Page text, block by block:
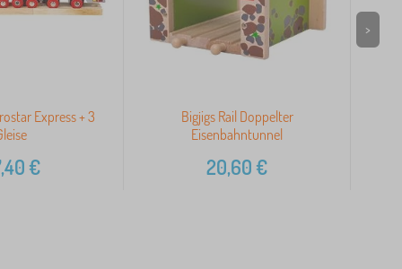
Express + 3
€
Bigjigs Rail Doppelter
Eisenbahntunnel
20,60€
>